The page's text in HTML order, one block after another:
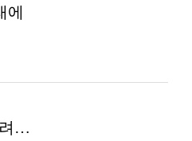
에
려…